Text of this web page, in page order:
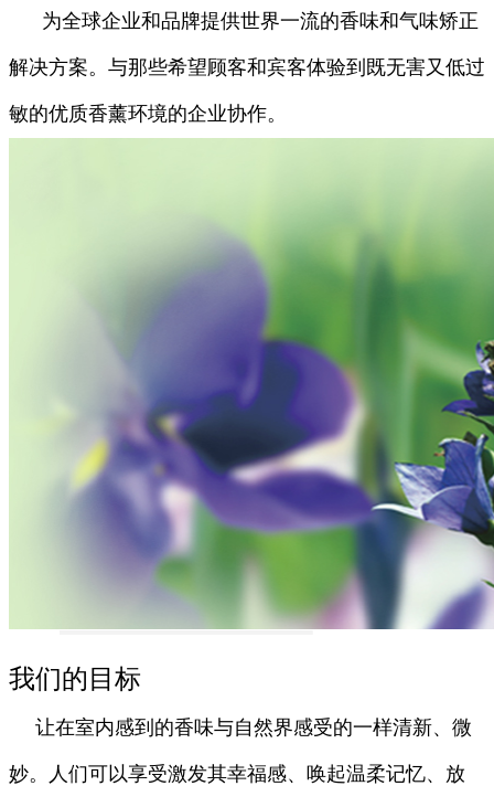
为全球企业和品牌提供世界一流的香味和气味矫正
解决方案。与那些希望顾客和宾客体验到既无害又低过
敏的优质香薰环境的企业协作。
我们的目标
让在室内感到的香味与自然界感受的一样清新、微
妙。人们可以享受激发其幸福感、唤起温柔记忆、放